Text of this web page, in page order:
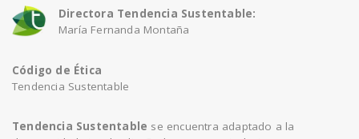
Directora Tendencia Sustentable:
María Fernanda Montaña
Código de Ética
Tendencia Sustentable
Tendencia Sustentable se encuentra adaptado a la